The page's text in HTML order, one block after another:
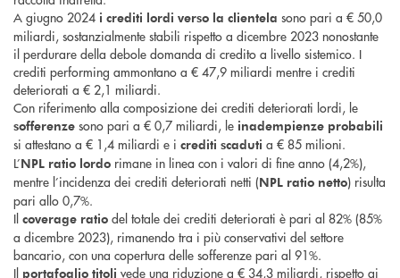
A giugno 2024 i crediti lordi verso la clientela sono pari a € 50,0
miliardi, sostanzialmente stabili rispetto a dicembre 2023 nonostante
il perdurare della debole domanda di credito a livello sistemico. I
crediti performing ammontano a € 47,9 miliardi mentre i crediti
deteriorati a € 2,1 miliardi.
Con riferimento alla composizione dei crediti deteriorati lordi, le
sofferenze sono pari a € 0,7 miliardi, le inadempienze probabili
si attestano a € 1,4 miliardi e i crediti scaduti a € 85 milioni.
L’NPL ratio lordo rimane in linea con i valori di fine anno (4,2%),
mentre l’incidenza dei crediti deteriorati netti (NPL ratio netto) risulta
pari allo 0,7%.
Il coverage ratio del totale dei crediti deteriorati è pari al 82% (85%
a dicembre 2023), rimanendo tra i più conservativi del settore
bancario, con una copertura delle sofferenze pari al 91%.
Il portafoglio titoli vede una riduzione a € 34,3 miliardi, rispetto ai